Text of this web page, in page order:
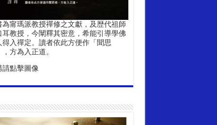
為甯瑪派教授禪修之文獻，及歴代祖師
耳教授，今闡釋其密意，希能引導學佛
得入禪定。讀者依此方便作「聞思
方為入正道。
請點擊圖像